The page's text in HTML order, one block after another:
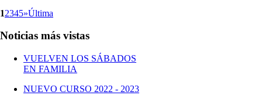
12345»Última
Noticias más vistas
VUELVEN LOS SÁBADOS
EN FAMILIA
NUEVO CURSO 2022 - 2023